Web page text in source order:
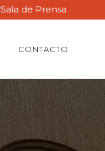
Sala de Prensa
CONTACTO